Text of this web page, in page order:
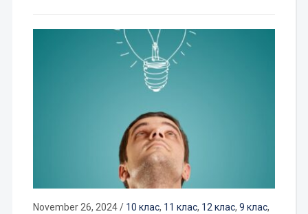
November 26, 2024/ 10 клас, 11 клас, 12 клас, 9 клас,